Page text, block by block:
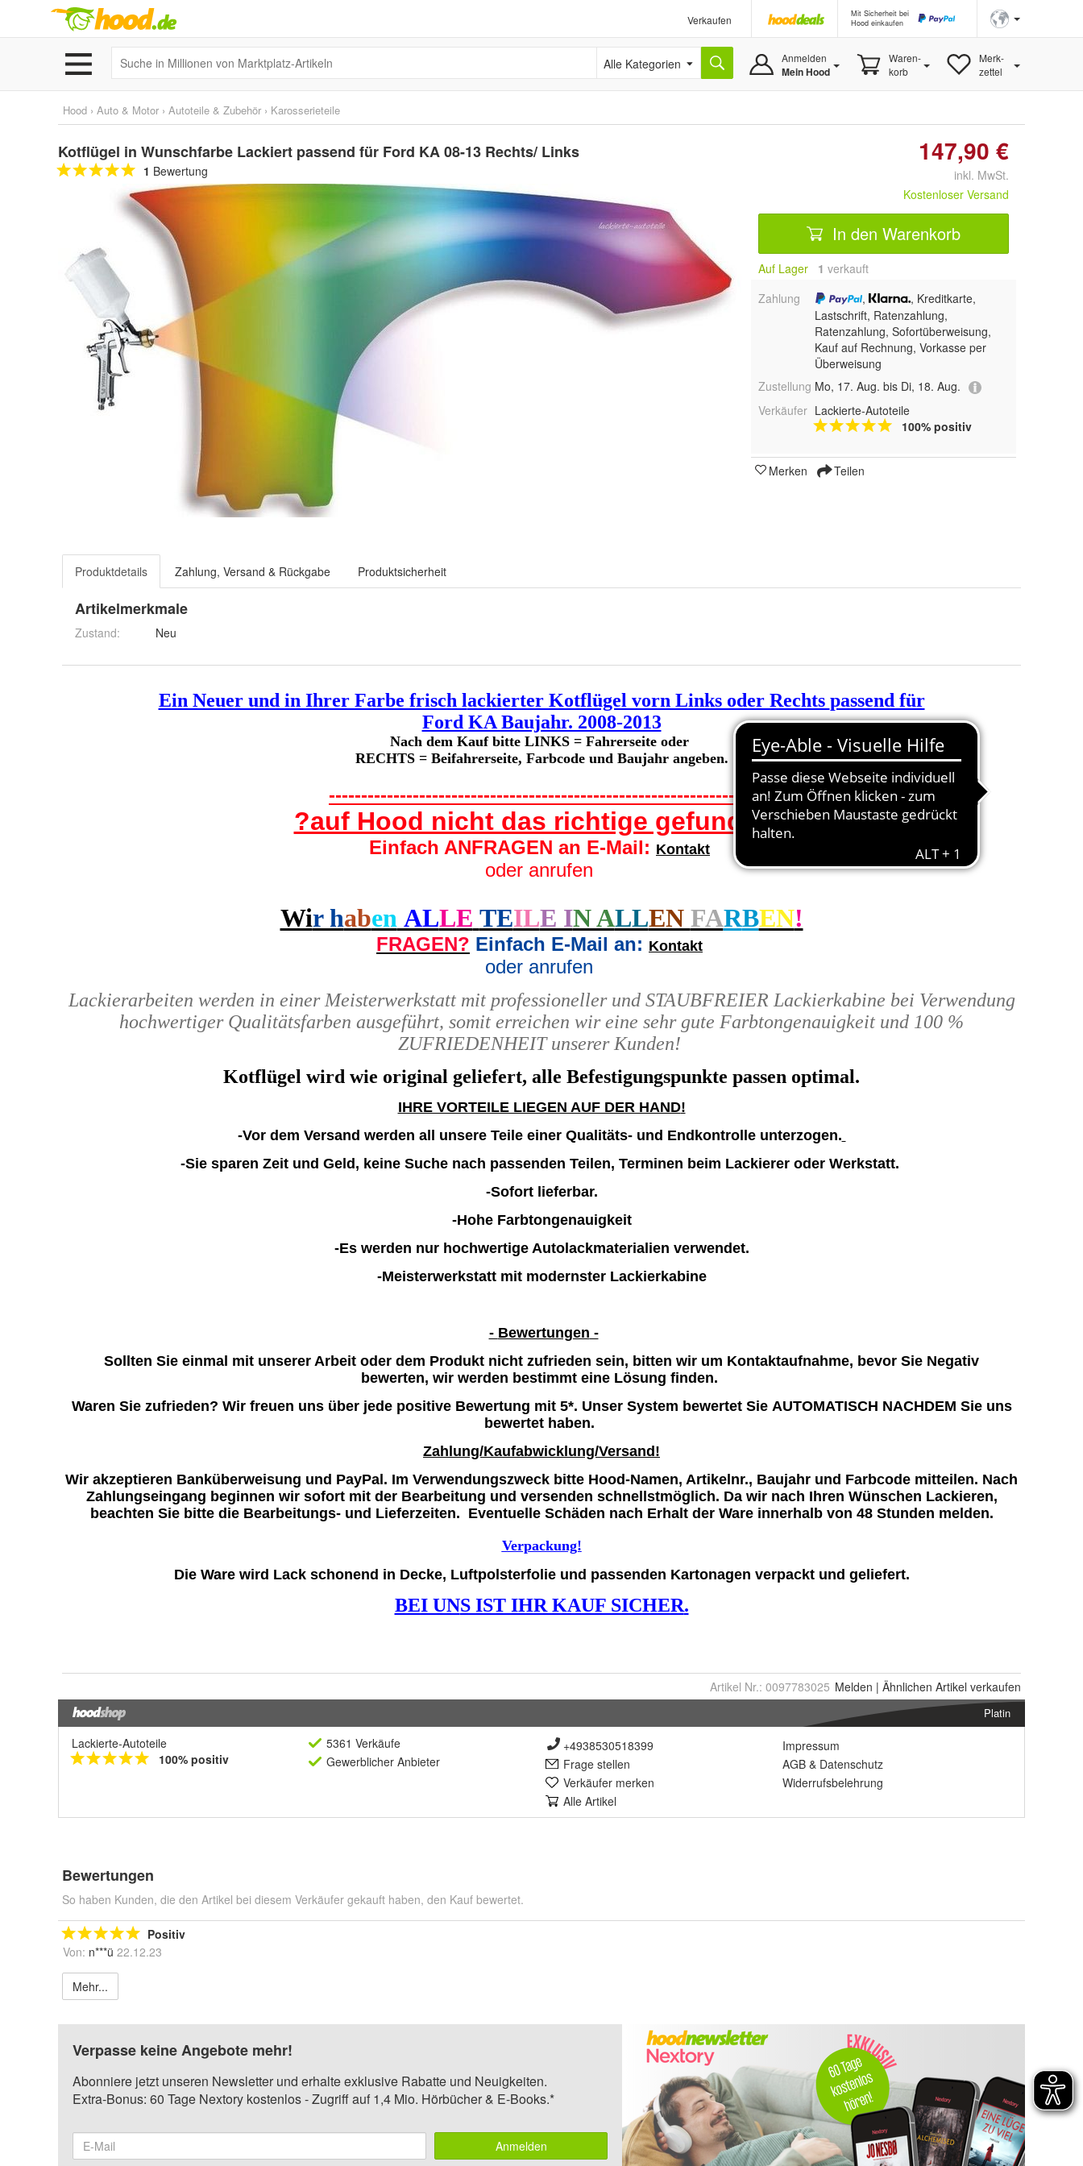
Verkaufen
Mit Sicherheit bei
Hood einkaufen
Alle Kategorien Anmelden
Mein Hood
Waren-
korb
Merk-
zettel
Hood › Auto & Motor › Autoteile & Zubehör › Karosserieteile
Kotflügel in Wunschfarbe Lackiert passend für Ford KA 08-13 Rechts/ Links
1 Bewertung
147,90 €
inkl. MwSt.
Kostenloser Versand
In den Warenkorb
Auf Lager 1 verkauft
Zahlung
,
, Kreditkarte,
Lastschrift, Ratenzahlung,
Ratenzahlung, Sofortüberweisung,
Kauf auf Rechnung, Vorkasse per
Überweisung
Zustellung Mo, 17. Aug. bis Di, 18. Aug.
Verkäufer Lackierte-Autoteile
100% positiv
Merken Teilen
Produktdetails Zahlung, Versand & Rückgabe Produktsicherheit
Artikelmerkmale
Zustand: Neu
Artikel Nr.: 0097783025 Melden | Ähnlichen Artikel verkaufen
Platin
Lackierte-Autoteile
100% positiv
5361 Verkäufe
Gewerblicher Anbieter
+4938530518399
Frage stellen
Verkäufer merken
Alle Artikel
Impressum
AGB & Datenschutz
Widerrufsbelehrung
Bewertungen
So haben Kunden, die den Artikel bei diesem Verkäufer gekauft haben, den Kauf bewertet.
Positiv
Von: n***ü 22.12.23
Mehr...
Verpasse keine Angebote mehr!
Abonniere jetzt unseren Newsletter und erhalte exklusive Rabatte und Neuigkeiten.
Extra-Bonus: 60 Tage Nextory kostenlos - Zugriff auf 1,4 Mio. Hörbücher & E-Books.*
Anmelden